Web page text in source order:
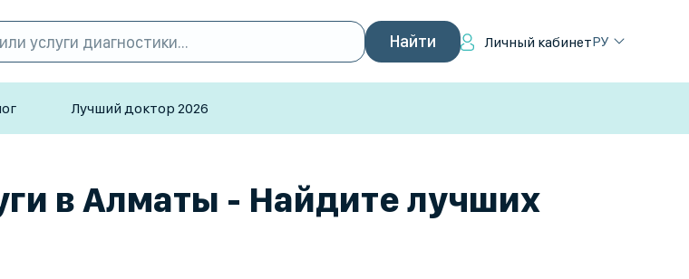
Личный кабинетРУ
Лучший доктор 2026
в Алматы - Найдите лучших